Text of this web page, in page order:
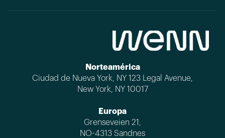
Norteamérica
Ciudad de Nueva York, NY 123 Legal Avenue,
New York, NY 10017
Europa
Grenseveien 21,
NO-4313 Sandnes